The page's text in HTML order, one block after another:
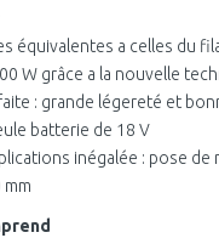
équivalentes a celles du
W grâce a la nouvelle
: grande légereté et
batterie de 18 V
inégalée : pose